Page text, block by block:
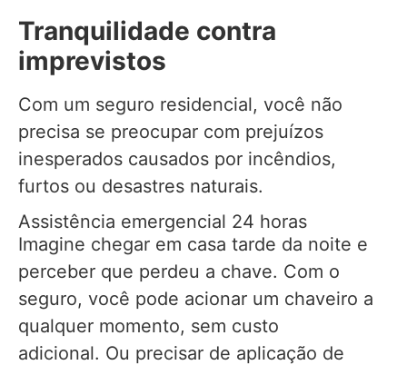
Tranquilidade contra
imprevistos
Com um seguro residencial, você não
precisa se preocupar com prejuízos
inesperados causados por incêndios,
furtos ou desastres naturais.
Assistência emergencial 24 horas
Imagine chegar em casa tarde da noite e
perceber que perdeu a chave. Com o
seguro, você pode acionar um chaveiro a
qualquer momento, sem custo
adicional. Ou precisar de aplicação de